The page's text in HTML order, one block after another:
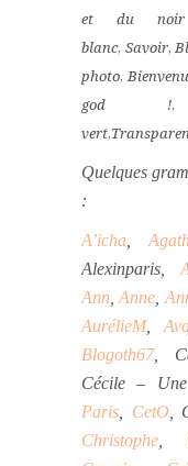
et du
blanc, Savoir,
photo,
god !
vert,
Quelques
:
A’icha
Alexinparis,
Ann ,Anne
AurélieM,
Blogoth67,
Cécile –
Paris
CetO ,
Christophe